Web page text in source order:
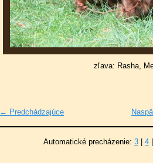
zľava: Rasha,
← Predchádzajúce
Automatické precházenie: 3 4